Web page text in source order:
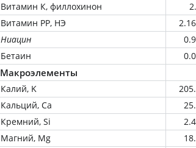
Витамин К, филлохинон
Витамин РР, НЭ
Ниацин
Бетаин
Макроэлементы
Калий, K
Кальций, Ca
Кремний, Si
Магний, Mg